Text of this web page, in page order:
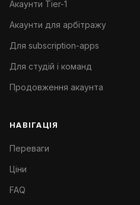
Акаунти Tier-1
Акаунти для арбітражу
Для subscription-apps
Для студій і команд
Продовження акаунта
НАВІГАЦІЯ
Переваги
Ціни
FAQ